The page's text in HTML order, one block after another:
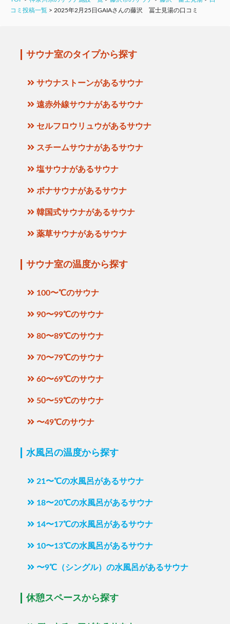
コミ投稿一覧 > 2025年2月25日GAIAさんの藤沢 冨士見湯の口コミ
サウナ室のタイプから探す
サウナストーンがあるサウナ
遠赤外線サウナがあるサウナ
セルフロウリュウがあるサウナ
スチームサウナがあるサウナ
塩サウナがあるサウナ
ボナサウナがあるサウナ
韓国式サウナがあるサウナ
薬草サウナがあるサウナ
サウナ室の温度から探す
100〜℃のサウナ
90〜99℃のサウナ
80〜89℃のサウナ
70〜79℃のサウナ
60〜69℃のサウナ
50〜59℃のサウナ
〜49℃のサウナ
水風呂の温度から探す
21〜℃の水風呂があるサウナ
18〜20℃の水風呂があるサウナ
14〜17℃の水風呂があるサウナ
10〜13℃の水風呂があるサウナ
〜9℃（シングル）の水風呂があるサウナ
休憩スペースから探す